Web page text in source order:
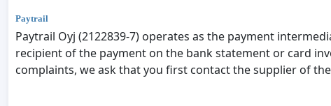
Paytrail
Paytrail Oyj (2122839-7) operates as the payment
recipient of the payment on the bank statement or card
complaints, we ask that you first contact the supplier of